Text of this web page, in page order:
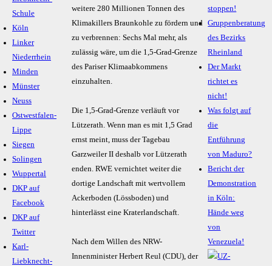
Schule
Köln
Linker
Niederrhein
Minden
Münster
Neuss
Ostwestfalen-
Lippe
Siegen
Solingen
Wuppertal
DKP auf
Facebook
DKP auf
Twitter
Karl-
Liebknecht-
weitere 280 Millionen Tonnen des
Klimakillers Braunkohle zu fördern und
zu verbrennen: Sechs Mal mehr, als
zulässig wäre, um die 1,5-Grad-Grenze
des Pariser Klimaabkommens
einzuhalten.
Die 1,5-Grad-Grenze verläuft vor
Lützerath. Wenn man es mit 1,5 Grad
ernst meint, muss der Tagebau
Garzweiler II deshalb vor Lützerath
enden. RWE vernichtet weiter die
dortige Landschaft mit wertvollem
Ackerboden (Lössboden) und
hinterlässt eine Kraterlandschaft.
Nach dem Willen des NRW-
Innenminister Herbert Reul (CDU), der
stoppen!
Gruppenberatung
des Bezirks
Rheinland
Der Markt
richtet es
nicht!
Was folgt auf
die
Entführung
von Maduro?
Bericht der
Demonstration
in Köln:
Hände weg
von
Venezuela!